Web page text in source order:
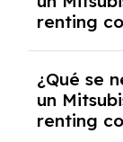
crediticia y
renting
casos, un
y un pago
¿Qué se
un
renting